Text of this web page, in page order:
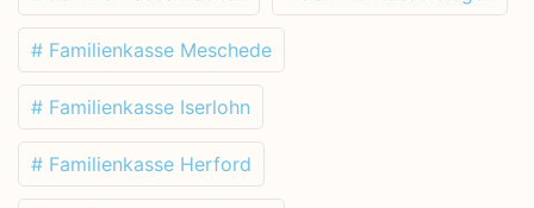
# Familienkasse Meschede
# Familienkasse Iserlohn
# Familienkasse Herford